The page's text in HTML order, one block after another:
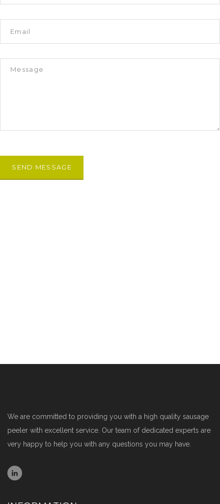
We are committed to providing you with a high quality sausage
peeler with excellent service. Our team of dedicated experts are
very happy to help you with any questions you may have.